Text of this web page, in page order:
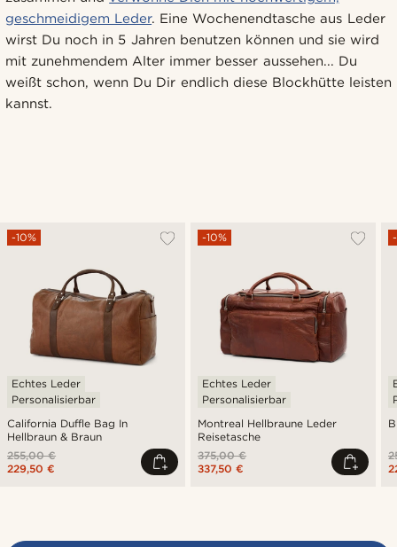
geschmeidigem Leder. Eine Wochenendtasche aus Leder
wirst Du noch in 5 Jahren benutzen können und sie wird
mit zunehmendem Alter immer besser aussehen... Du
weißt schon, wenn Du Dir endlich diese Blockhütte leisten
kannst.
California Duffle Bag In
Hellbraun & Braun
-10%
Echtes Leder
Personalisierbar
255,00 €
229,50 €
Montreal Hellbraune Leder
Reisetasche
-10%
Echtes Leder
Personalisierbar
375,00 €
337,50 €